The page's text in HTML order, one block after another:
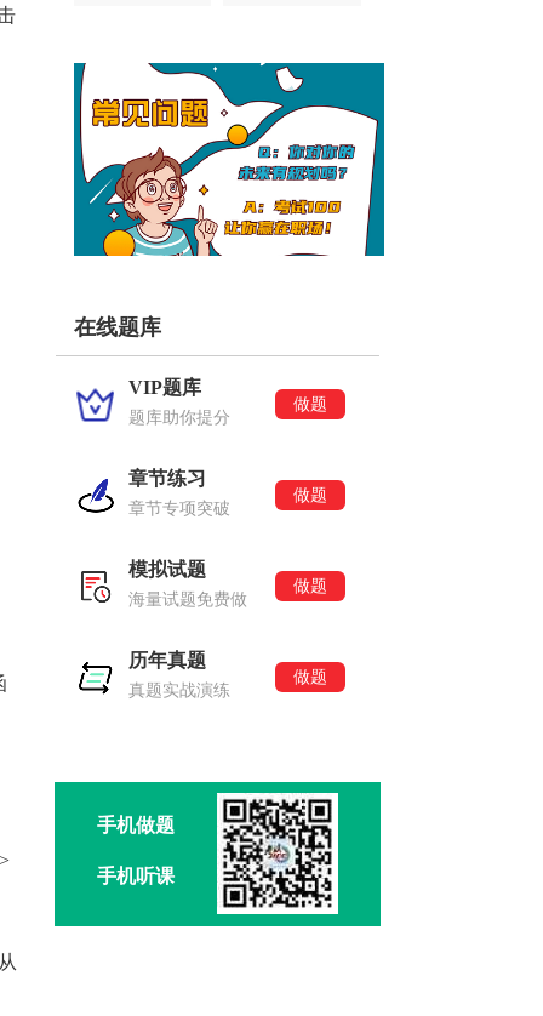
在线题库
VIP题库
题库助你提分
做题
章节练习
章节专项突破
做题
模拟试题
海量试题免费做
做题
历年真题
真题实战演练
做题
手机做题
手机听课